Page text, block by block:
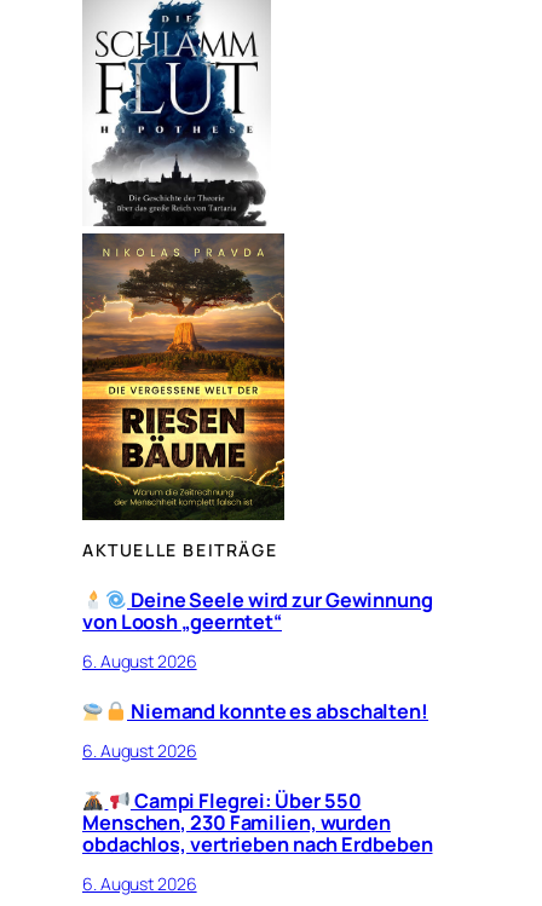
AKTUELLE BEITRÄGE
Deine Seele wird zur Gewinnung
von Loosh „geerntet“
6. August 2026
Niemand konnte es abschalten!
6. August 2026
Campi Flegrei: Über 550
Menschen, 230 Familien, wurden
obdachlos, vertrieben nach Erdbeben
6. August 2026